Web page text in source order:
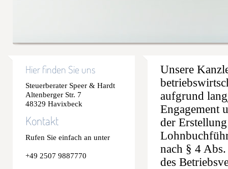
Hier finden Sie uns
Steuerberater Speer & Hardt
Altenberger Str. 7
48329 Havixbeck
Kontakt
Rufen Sie einfach an unter
+49 2507 9887770
Unsere
aufgrund
Engagement
der
nach § 4
des